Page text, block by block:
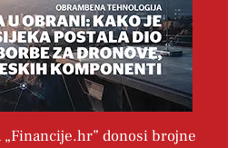
donosi brojne